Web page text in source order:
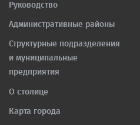
Руководство
Административные районы
Структурные подразделения
и муниципальные
предприятия
О столице
Карта города